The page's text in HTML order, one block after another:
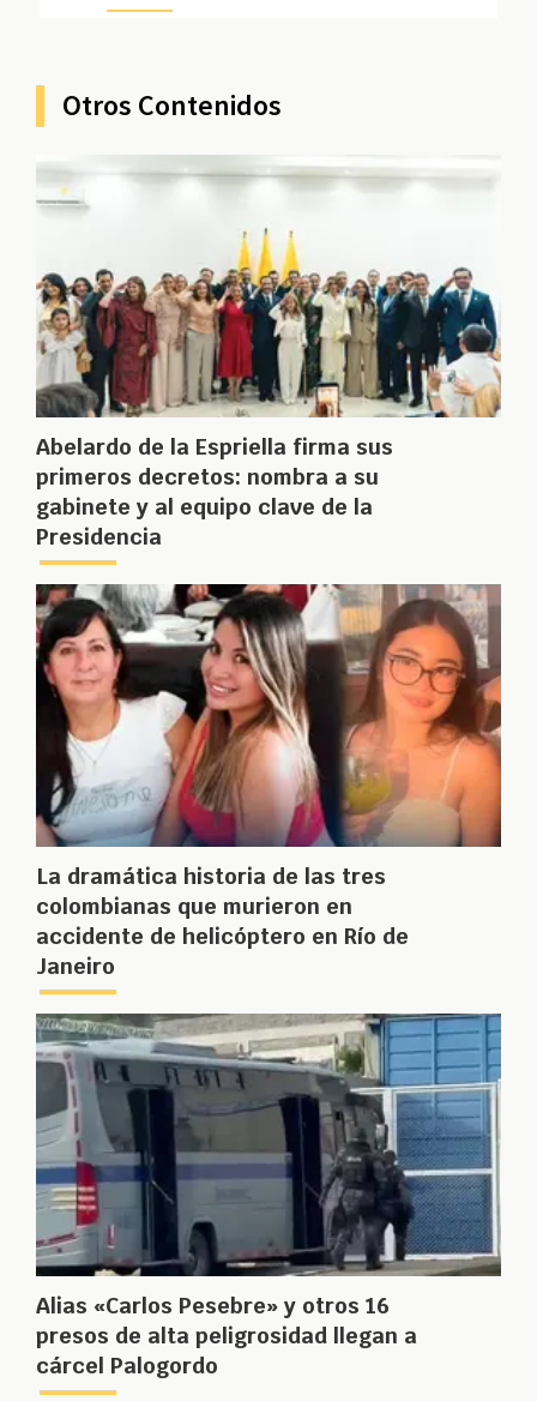
Otros Contenidos
Abelardo de la Espriella firma sus
primeros decretos: nombra a su
gabinete y al equipo clave de la
Presidencia
La dramática historia de las tres
colombianas que murieron en
accidente de helicóptero en Río de
Janeiro
Alias «Carlos Pesebre» y otros 16
presos de alta peligrosidad llegan a
cárcel Palogordo